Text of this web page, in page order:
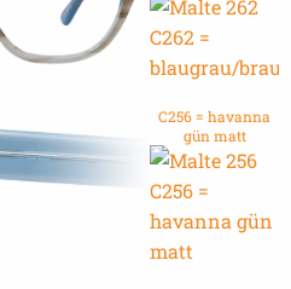
C256 = havanna
gün matt